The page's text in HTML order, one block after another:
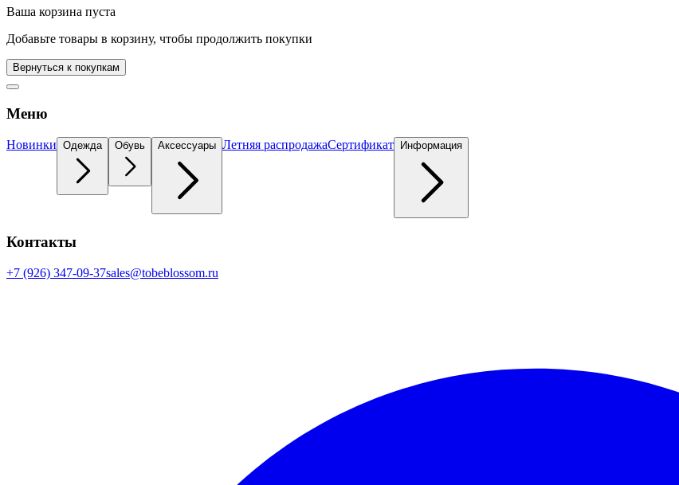
Ваша корзина пуста
Добавьте товары в корзину, чтобы продолжить покупки
Вернуться к покупкам
Меню
Новинки Одежда Обувь Аксессуары Летняя распродажаСертификат Информация
Контакты
+7 (926) 347-09-37sales@tobeblossom.ru